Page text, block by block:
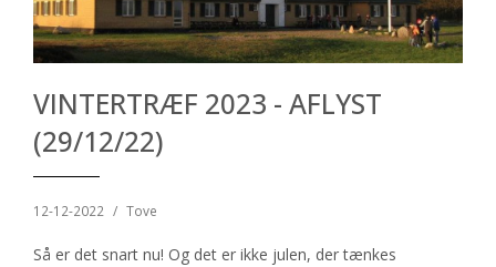
VINTERTRÆF 2023 - AFLYST
(29/12/22)
12-12-2022 / Tove
Så er det snart nu! Og det er ikke julen, der tænkes